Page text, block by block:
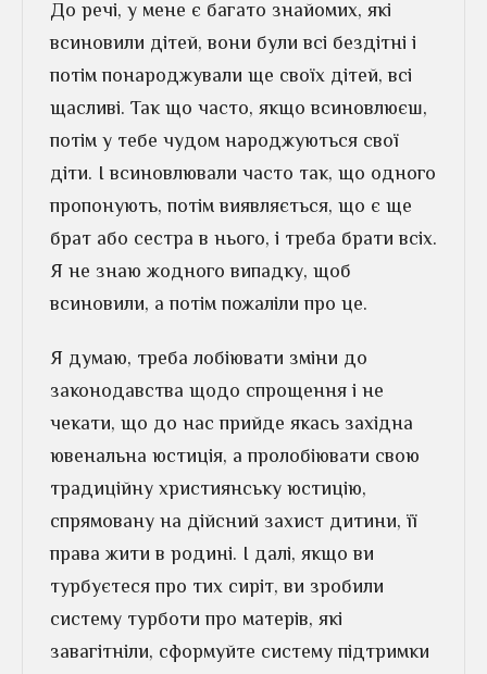
До речі, у мене є багато знайомих, які
всиновили дітей, вони були всі бездітні і
потім понароджували ще своїх дітей, всі
щасливі. Так що часто, якщо всиновлюєш,
потім у тебе чудом народжуються свої
діти. І всиновлювали часто так, що одного
пропонують, потім виявляється, що є ще
брат або сестра в нього, і треба брати всіх.
Я не знаю жодного випадку, щоб
всиновили, а потім пожаліли про це.
Я думаю, треба лобіювати зміни до
законодавства щодо спрощення і не
чекати, що до нас прийде якась західна
ювенальна юстиція, а пролобіювати свою
традиційну християнську юстицію,
спрямовану на дійсний захист дитини, її
права жити в родині. І далі, якщо ви
турбуєтеся про тих сиріт, ви зробили
систему турботи про матерів, які
завагітніли, сформуйте систему підтримки